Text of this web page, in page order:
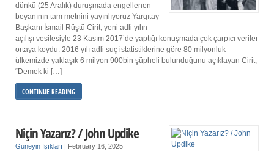
dünkü (25 Aralık) duruşmada engellenen
beyanının tam metnini yayınlıyoruz Yargıtay
Başkanı İsmail Rüştü Cirit, yeni adli yılın
açılışı vesilesiyle 23 Kasım 2017’de yaptığı konuşmada çok çarpıcı veriler
ortaya koydu. 2016 yılı adli suç istatistiklerine göre 80 milyonluk
ülkemizde yaklaşık 6 milyon 900bin şüpheli bulunduğunu açıklayan Cirit;
“Demek ki […]
CONTINUE READING
Niçin Yazarız? / John Updike
Güneyin Işıkları | February 16, 2025